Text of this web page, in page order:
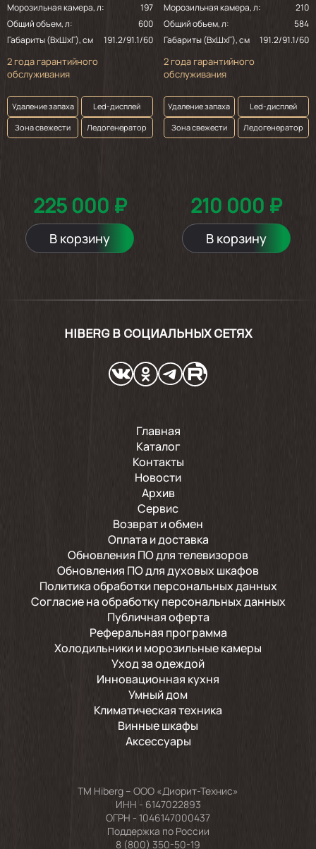
Морозильная камера, л:
197
Общий объем, л:
600
Габариты (ВхШхГ), см
191.2/91.1/60
2 года гарантийного
обслуживания
Удаление запаха
Led-дисплей
Зона свежести
Ледогенератор
225 000 ₽
В корзину
Морозильная камера, л:
210
Общий объем, л:
584
Габариты (ВхШхГ), см
191.2/91.1/60
2 года гарантийного
обслуживания
Удаление запаха
Led-дисплей
Зона свежести
Ледогенератор
210 000 ₽
В корзину
HIBERG В СОЦИАЛЬНЫХ СЕТЯХ
Главная
Каталог
Контакты
Новости
Архив
Сервис
Возврат и обмен
Оплата и доставка
Обновления ПО для телевизоров
Обновления ПО для духовых шкафов
Политика обработки персональных данных
Согласие на обработку персональных данных
Публичная оферта
Реферальная программа
Холодильники и морозильные камеры
Уход за одеждой
Инновационная кухня
Умный дом
Климатическая техника
Винные шкафы
Аксессуары
TM Hiberg – ООО «Диорит-Технис»
ИНН - 6147022893
ОГРН - 1046147000437
Поддержка по России
8 (800) 350-50-19